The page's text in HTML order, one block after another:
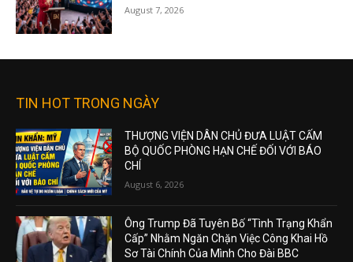
August 7, 2026
TIN HOT TRONG NGÀY
THƯỢNG VIỆN DÂN CHỦ ĐƯA LUẬT CẤM
BỘ QUỐC PHÒNG HẠN CHẾ ĐỐI VỚI BÁO
CHÍ
August 6, 2026
Ông Trump Đã Tuyên Bố “Tình Trạng Khẩn
Cấp” Nhằm Ngăn Chặn Việc Công Khai Hồ
Sơ Tài Chính Của Mình Cho Đài BBC